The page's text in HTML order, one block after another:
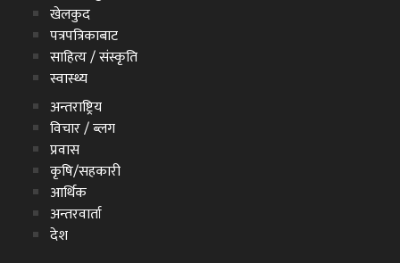
खेलकुद
पत्रपत्रिकाबाट
साहित्य / संस्कृति
स्वास्थ्य
अन्तराष्ट्रिय
विचार / ब्लग
प्रवास
कृषि/सहकारी
आर्थिक
अन्तरवार्ता
देश